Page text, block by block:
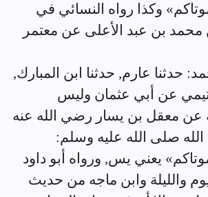
وكذا رواه النسائي في
محمد بن عبد الأعلى عن معتمر
حدثنا عارم, حدثنا ابن المبارك,
عن أبي عثمان وليس
عن معقل بن يسار رضي الله عنه
صلى الله عليه وسلم:
يعني يس, ورواه أبو داود
والليلة وابن ماجه من حديث